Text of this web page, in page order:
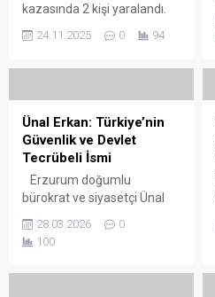
kazasında 2 kişi yaralandı.
Erzurum-Aşkale
yönetimindeki otomobil ile
Hayrullah Cengiz’in
kullandığı kamyonet,
Gökçebük köyü yol
Çarpışmanın etkisiyle
kamyonet yaklaşık 50 metre
uzağa, tarlaya savrulurken,
otomobilde büyük çapta
yerine sevk...
24.11.2025 0 94
Ünal Erkan: Türkiye’nin
Güvenlik ve Devlet
Tecrübeli İsmi
Erzurum doğumlu
bürokrat ve siyasetçi Ünal
geldi. Polis memuru bir
babanın oğlu olarak yetişen
28.03.2026
0
100